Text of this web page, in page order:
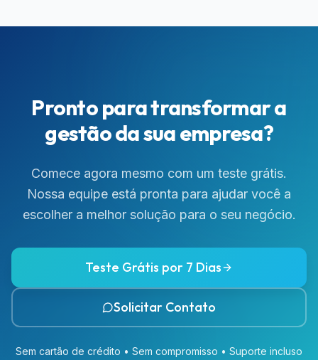
Pronto para transformar a
gestão da sua empresa?
Comece agora mesmo com um teste grátis.
Nossa equipe está pronta para ajudar você a
escolher a melhor solução para o seu negócio.
Teste Grátis por 7 Dias
Solicitar Contato
Sem cartão de crédito • Sem compromisso • Suporte incluso